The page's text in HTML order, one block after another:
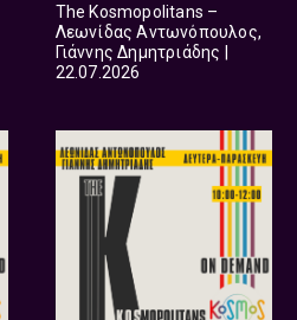
The Kosmopolitans –
Λεωνίδας Αντωνόπουλος,
Γιάννης Δημητριάδης |
22.07.2026